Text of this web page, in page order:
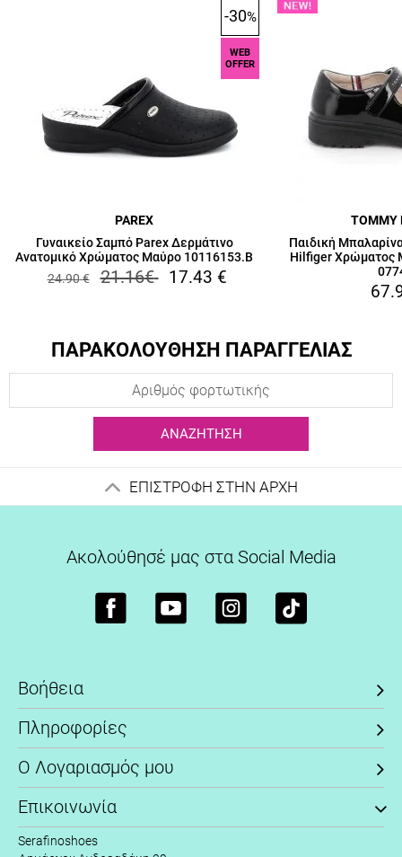
-30%
WEB
OFFER
PAREX
Γυναικείο Σαμπό Parex Δερμάτινο
Ανατομικό Χρώματος Μαύρο 10116153.B
24.90€ 21.16€ 17.43 €
TOMMY
Παιδική
Hilfiger Χρώματος
ΠΑΡΑΚΟΛΟΥΘΗΣΗ ΠΑΡΑΓΓΕΛΙΑΣ
ΑΝΑΖΉΤΗΣΗ
ΕΠΙΣΤΡΟΦΗ ΣΤΗΝ ΑΡΧΗ
Ακολούθησέ μας στα Social Media
Βοήθεια
Πληροφορίες
Ο Λογαριασμός μου
Επικοινωνία
Serafinoshoes